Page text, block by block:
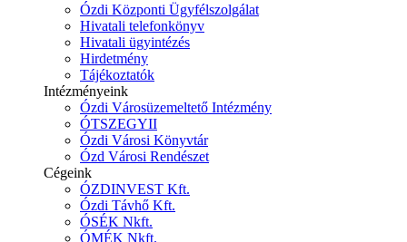
Ózdi Központi Ügyfélszolgálat
Hivatali telefonkönyv
Hivatali ügyintézés
Hirdetmény
Tájékoztatók
Intézményeink
Ózdi Városüzemeltető Intézmény
ÓTSZEGYII
Ózdi Városi Könyvtár
Ózd Városi Rendészet
Cégeink
ÓZDINVEST Kft.
Ózdi Távhő Kft.
ÓSÉK Nkft.
ÓMÉK Nkft.